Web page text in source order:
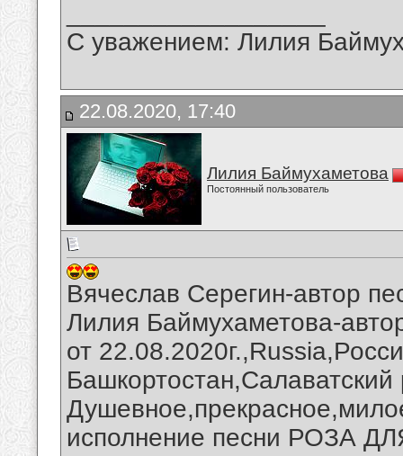
С уважением: Лилия
22.08.2020, 17:40
Лилия Баймухаметова
Постоянный пользователь
Вячеслав Серегин-
Лилия Баймухаметова-
от
исполнение песни РОЗА